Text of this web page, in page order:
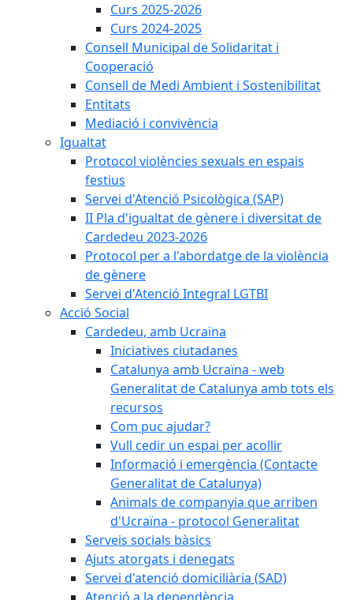
Curs 2025-2026
Curs 2024-2025
Consell Municipal de Solidaritat i
Cooperació
Consell de Medi Ambient i Sostenibilitat
Entitats
Mediació i convivència
Igualtat
Protocol violències sexuals en espais
festius
Servei d'Atenció Psicològica (SAP)
II Pla d'igualtat de gènere i diversitat de
Cardedeu 2023-2026
Protocol per a l'abordatge de la violència
de gènere
Servei d'Atenció Integral LGTBI
Acció Social
Cardedeu, amb Ucraïna
Iniciatives ciutadanes
Catalunya amb Ucraïna - web
Generalitat de Catalunya amb tots els
recursos
Com puc ajudar?
Vull cedir un espai per acollir
Informació i emergència (Contacte
Generalitat de Catalunya)
Animals de companyia que arriben
d'Ucraïna - protocol Generalitat
Serveis socials bàsics
Ajuts atorgats i denegats
Servei d'atenció domiciliària (SAD)